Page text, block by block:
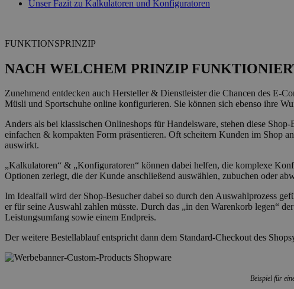
Unser Fazit zu Kalkulatoren und Konfiguratoren
FUNKTIONSPRINZIP
NACH WELCHEM PRINZIP
Zunehmend entdecken auch Hersteller & Dienstleister die Chancen des E-
Müsli und Sportschuhe online konfigurieren. Sie können sich ebenso ihre
Anders als bei klassischen Onlineshops für Handelsware, stehen diese
einfachen & kompakten Form präsentieren. Oft scheitern Kunden im Shop
auswirkt.
„Kalkulatoren“ & „Konfiguratoren“ können dabei helfen, die komplexe
Optionen zerlegt, die der Kunde anschließend auswählen, zubuchen oder
Im Idealfall wird der Shop-Besucher dabei so durch den Auswahlprozess
er für seine Auswahl zahlen müsste. Durch das „in den Warenkorb legen“
Leistungsumfang sowie einem Endpreis.
Der weitere Bestellablauf entspricht dann dem Standard-Checkout des
Beispiel für